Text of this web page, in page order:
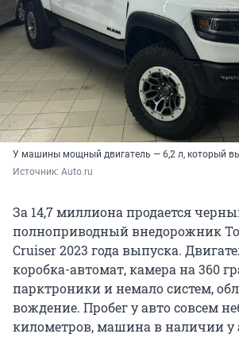
У машины мощный двигатель — 6,2 л, который
Источник: Auto.ru
За 14,7 миллиона продается
полноприводный внедорожник
Cruiser 2023 года выпуска.
коробка-автомат, камера на 360
парктроники и немало систем,
вождение. Пробег у авто совсем
километров, машина в наличии у